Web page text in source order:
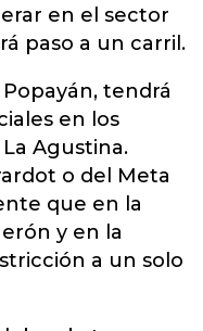
en el sector
paso a un carril.
tendrá
en los
Agustina.
o del Meta
que en la
y en la
a un solo